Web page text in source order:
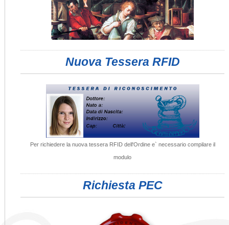
Nuova Tessera RFID
Per richiedere la nuova tessera RFID dell'Ordine e` necessario compilare il
modulo
Richiesta PEC